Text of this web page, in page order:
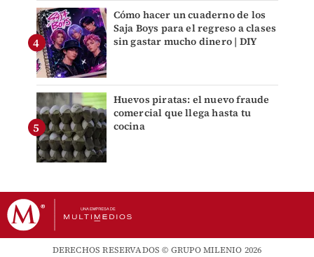
Cómo hacer un cuaderno de los
Saja Boys para el regreso a clases
sin gastar mucho dinero | DIY
Huevos piratas: el nuevo fraude
comercial que llega hasta tu
cocina
DERECHOS RESERVADOS © GRUPO MILENIO 2026